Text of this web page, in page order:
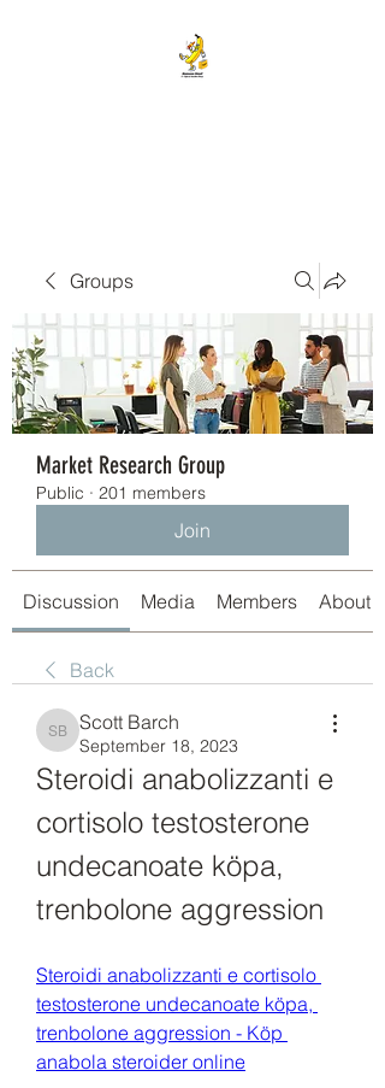
Groups
Market Research Group
Public · 201 members
Join
Discussion Media Members About
Back
Scott Barch
Scott Barch
September 18, 2023
Steroidi anabolizzanti e
cortisolo testosterone
undecanoate köpa,
trenbolone aggression
Steroidi anabolizzanti e cortisolo
testosterone undecanoate köpa,
trenbolone aggression - Köp
anabola steroider online